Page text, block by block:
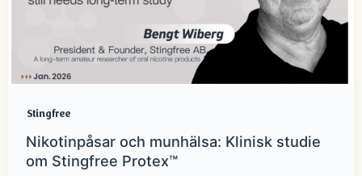
Stingfree
Nikotinpåsar och munhälsa: Klinisk studie
om Stingfree Protex™